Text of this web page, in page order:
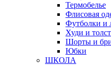
Термобелье
Флисовая
Футболки и
Худи и
Шорты и
Юбки
ШКОЛА